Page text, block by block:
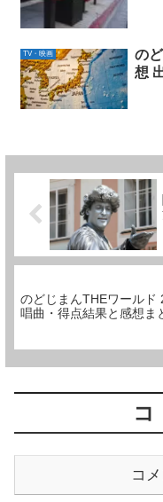
TV・映画
の
想
のどじまんTHEワールド
唱曲・得点結果と感想ま
コ